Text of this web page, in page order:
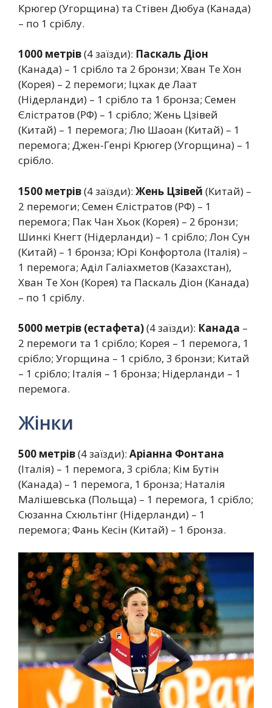
Крюгер (Угорщина) та Стівен Дюбуа (Канада)
– по 1 сріблу.
1000 метрів(4 заїзди): Паскаль Діон
(Канада) – 1 срібло та 2 бронзи; Хван Те Хон
(Корея) – 2 перемоги; Іцхак де Лаат
(Нідерланди) – 1 срібло та 1 бронза; Семен
Єлістратов (РФ) – 1 срібло; Жень Цзівей
(Китай) – 1 перемога; Лю Шаоан (Китай) – 1
перемога; Джен-Генрі Крюгер (Угорщина) – 1
срібло.
1500 метрів(4 заїзди): Жень Цзівей (Китай) –
2 перемоги; Семен Єлістратов (РФ) – 1
перемога; Пак Чан Хьок (Корея) – 2 бронзи;
Шинкі Кнегт (Нідерланди) – 1 срібло; Лон Сун
(Китай) – 1 бронза; Юрі Конфортола (Італія) –
1 перемога; Аділ Галіахметов (Казахстан),
Хван Те Хон (Корея) та Паскаль Діон (Канада)
– по 1 сріблу.
5000 метрів (естафета)(4 заїзди): Канада –
2 перемоги та 1 срібло; Корея – 1 перемога, 1
срібло; Угорщина – 1 срібло, 3 бронзи; Китай
– 1 срібло; Італія – 1 бронза; Нідерланди – 1
перемога.
Жінки
500 метрів(4 заїзди): Аріанна Фонтана
(Італія) – 1 перемога, 3 срібла; Кім Бутін
(Канада) – 1 перемога, 1 бронза; Наталія
Малішевська (Польща) – 1 перемога, 1 срібло;
Сюзанна Схюльтінг (Нідерланди) – 1
перемога; Фань Кесін (Китай) – 1 бронза.